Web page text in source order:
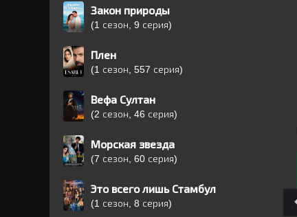
Закон природы
(1 сезон, 9 серия)
Плен
(1 сезон, 557 серия)
Вефа Султан
(2 сезон, 46 серия)
Морская звезда
(7 сезон, 60 серия)
Это всего лишь Стамбул
(1 сезон, 8 серия)